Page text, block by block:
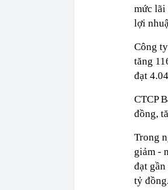
mức lãi
lợi
Công
tăng
đạt
CTCP
đồng,
Trong
giảm -
đạt
tỷ đồng.